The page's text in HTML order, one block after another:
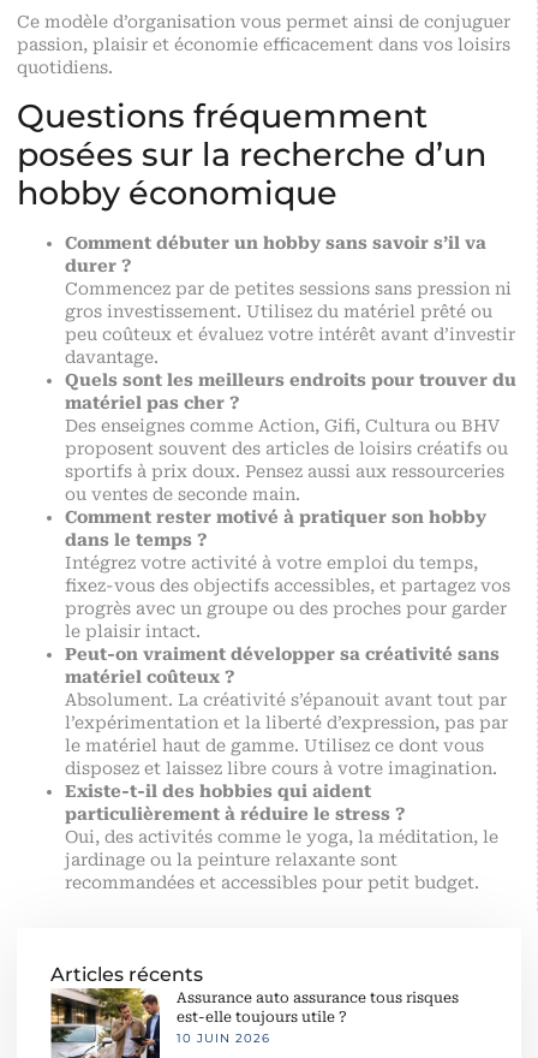
Ce modèle d’organisation vous permet ainsi de conjuguer
passion, plaisir et économie efficacement dans vos loisirs
quotidiens.
Questions fréquemment
posées sur la recherche d’un
hobby économique
Comment débuter un hobby sans savoir s’il va
durer ?
Commencez par de petites sessions sans pression ni
gros investissement. Utilisez du matériel prêté ou
peu coûteux et évaluez votre intérêt avant d’investir
davantage.
Quels sont les meilleurs endroits pour trouver du
matériel pas cher ?
Des enseignes comme Action, Gifi, Cultura ou BHV
proposent souvent des articles de loisirs créatifs ou
sportifs à prix doux. Pensez aussi aux ressourceries
ou ventes de seconde main.
Comment rester motivé à pratiquer son hobby
dans le temps ?
Intégrez votre activité à votre emploi du temps,
fixez-vous des objectifs accessibles, et partagez vos
progrès avec un groupe ou des proches pour garder
le plaisir intact.
Peut-on vraiment développer sa créativité sans
matériel coûteux ?
Absolument. La créativité s’épanouit avant tout par
l’expérimentation et la liberté d’expression, pas par
le matériel haut de gamme. Utilisez ce dont vous
disposez et laissez libre cours à votre imagination.
Existe-t-il des hobbies qui aident
particulièrement à réduire le stress ?
Oui, des activités comme le yoga, la méditation, le
jardinage ou la peinture relaxante sont
recommandées et accessibles pour petit budget.
Articles récents
Assurance auto assurance tous risques
est-elle toujours utile ?
10 JUIN 2026